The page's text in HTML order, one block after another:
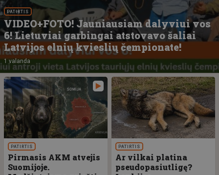
PATIRTIS
VIDEO+FOTO! Jauniausiam dalyviui vos
6! Lietuviai garbingai atstovavo šaliai
Latvijos elnių kvieslių čempionate!
1 valanda
PATIRTIS
Pirmasis AKM atvejis
Suomijoje.
PATIRTIS
Ar vilkai platina
pseudopasiutligę?